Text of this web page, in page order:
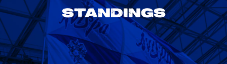
STANDINGS